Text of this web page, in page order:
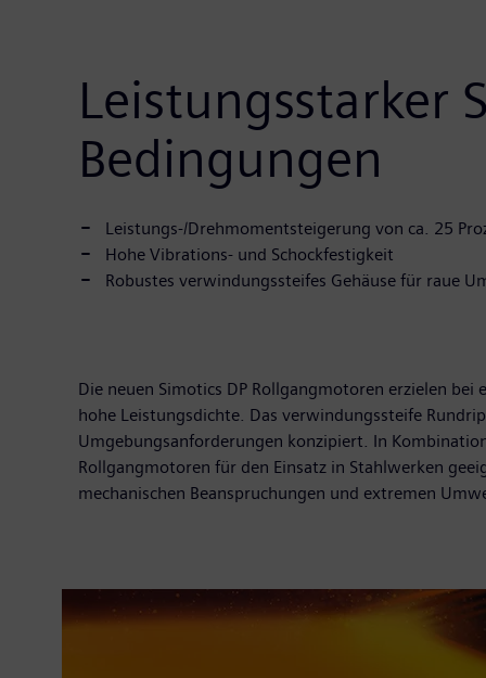
Leistungsstarker
Bedingungen
Leistungs-/Drehmomentsteigerung von ca. 25
Hohe Vibrations- und Schockfestigkeit
Robustes verwindungssteifes Gehäuse für raue
Die neuen Simotics DP Rollgangmotoren erzielen
hohe Leistungsdichte. Das verwindungssteife
Umgebungsanforderungen konzipiert. In
Rollgangmotoren für den Einsatz in Stahlwerken
mechanischen Beanspruchungen und extremen